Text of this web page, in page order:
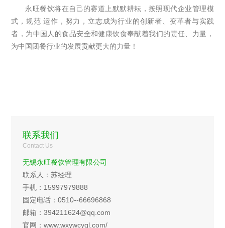
永旺餐饮将在自己的赛道上默默耕耘，按照现代企业管理模
式，规范 运作，努力，立志成为行业的创新者、变革者与实践
者，为中国人的食品安全和健康饮食奉献着我们的责任、力量，
为中国团餐行业的发展贡献更大的力量！
联系我们
Contact Us
无锡永旺餐饮管理有限公司
联系人：苏经理
手机：15997979888
固定电话：0510--66696868
邮箱：394211624@qq.com
官网：www.wxywcygl.com/